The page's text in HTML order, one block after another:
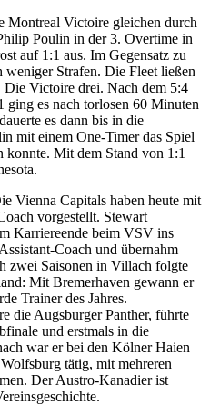
Montreal Victoire gleichen durch
Poulin in der 3. Overtime in
auf 1:1 aus. Im Gegensatz zu
weniger Strafen. Die Fleet ließen
Victoire drei. Nach dem 5:4
ging es nach torlosen 60 Minuten
es dann bis in die
mit einem One-Timer das Spiel
Mit dem Stand von 1:1
Vienna Capitals haben heute mit
vorgestellt. Stewart
Karriereende beim VSV ins
Coach und übernahm
zwei Saisonen in Villach folgte
Mit Bremerhaven gewann er
Trainer des Jahres.
die Augsburger Panther, führte
und erstmals in die
war er bei den Kölner Haien
tätig, mit mehreren
Der Austro-Kanadier ist